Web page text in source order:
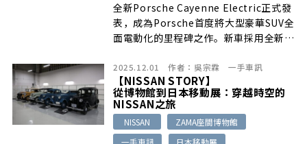
全新Porsche Cayenne Electric正式發
表，成為Porsche首度將大型豪華SUV全
面電動化的里程碑之作。新車採用全新
航力最高達642公里，Turbo車型更擁有
峰值850 kW（1,156 PS）的誇張輸出與
2.5秒完成0-100 km/h的加速能力，成
為保時捷史上最強量產車。
2025.12.01 作者： 吳宗霖 一手車訊
【NISSAN STORY】
從博物館到日本移動展：穿越時空的
NISSAN之旅
NISSAN
ZAMA座間博物館